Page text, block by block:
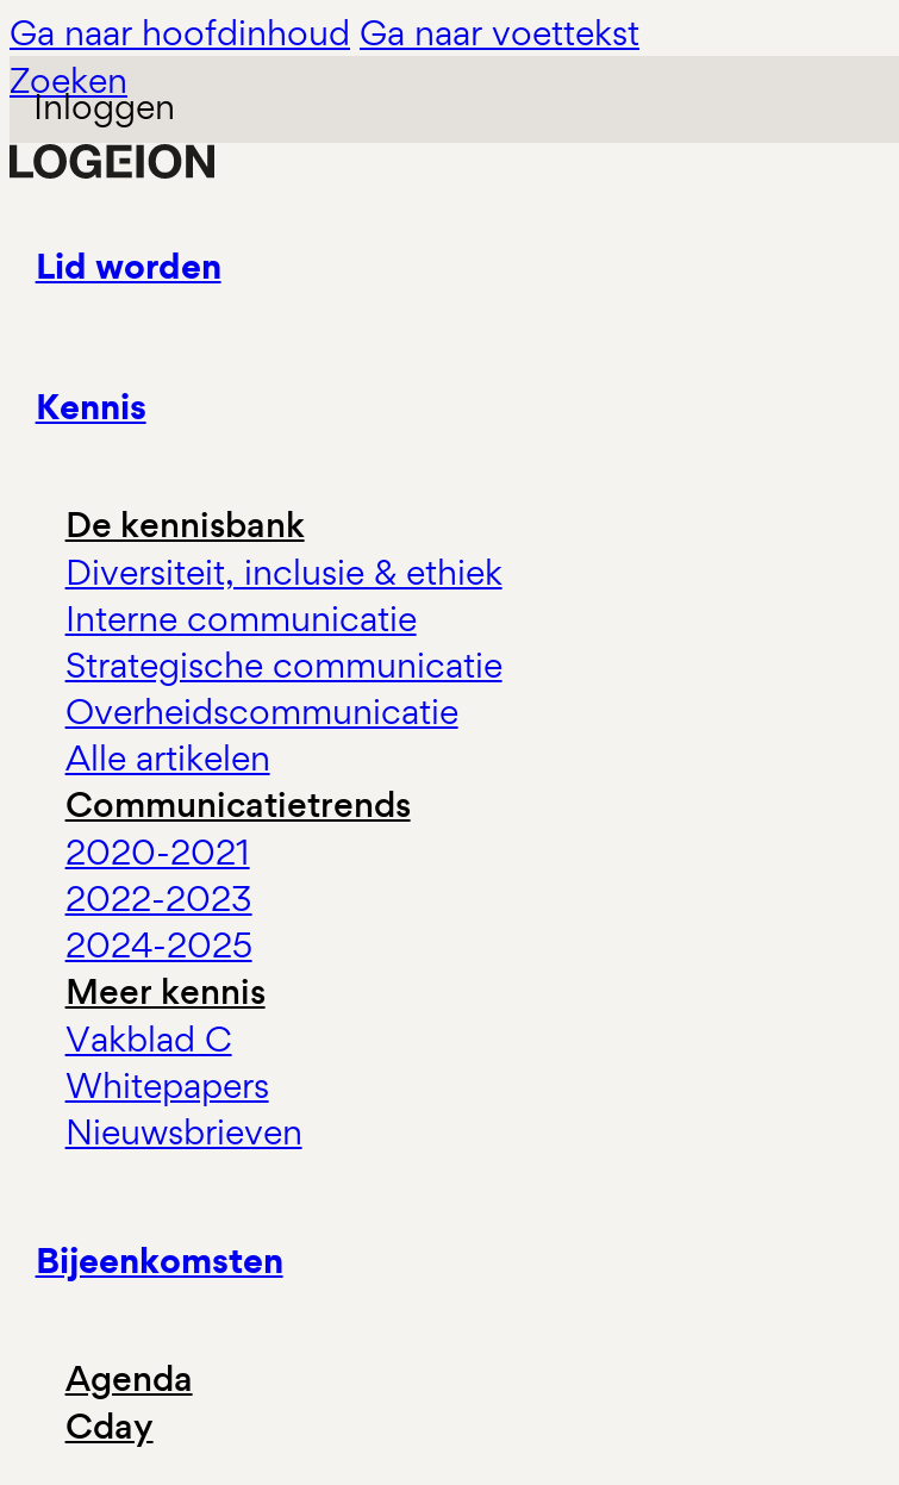
Ga naar hoofdinhoud Ga naar voettekst
Zoeken
Inloggen
Lid worden
Kennis
De kennisbank
Diversiteit, inclusie & ethiek
Interne communicatie
Strategische communicatie
Overheidscommunicatie
Alle artikelen
Communicatietrends
2020-2021
2022-2023
2024-2025
Meer kennis
Vakblad C
Whitepapers
Nieuwsbrieven
Bijeenkomsten
Agenda
Cday